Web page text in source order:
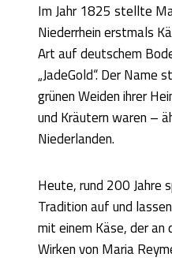
Im Jahr 1825 stellte
Niederrhein erstmals
Art auf deutschem
„JadeGold“. Der Name
grünen Weiden ihrer
und Kräutern waren –
Niederlanden.
Heute, rund 200 Jahre
Tradition auf und
mit einem Käse, der an
Wirken von Maria